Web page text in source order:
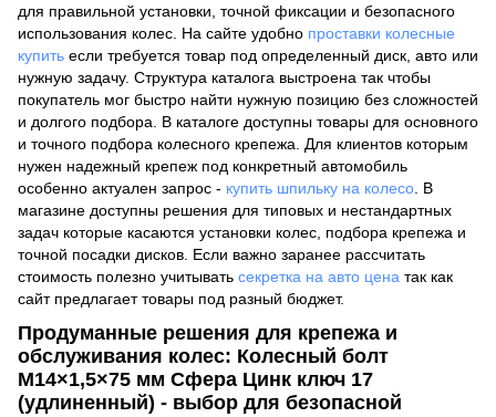
для правильной установки, точной фиксации и безопасного
использования колес. На сайте удобно проставки колесные
купить если требуется товар под определенный диск, авто или
нужную задачу. Структура каталога выстроена так чтобы
покупатель мог быстро найти нужную позицию без сложностей
и долгого подбора. В каталоге доступны товары для основного
и точного подбора колесного крепежа. Для клиентов которым
нужен надежный крепеж под конкретный автомобиль
особенно актуален запрос - купить шпильку на колесо . В
магазине доступны решения для типовых и нестандартных
задач которые касаются установки колес, подбора крепежа и
точной посадки дисков. Если важно заранее рассчитать
стоимость полезно учитывать секретка на авто цена так как
сайт предлагает товары под разный бюджет.
Продуманные решения для крепежа и
обслуживания колес: Колесный болт
M14×1,5×75 мм Сфера Цинк ключ 17
(удлиненный) - выбор для безопасной